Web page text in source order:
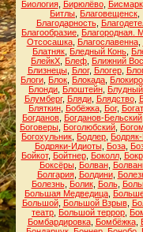
Биология, Бирюлёво, Бисмарк,
Битлы Благовещенск
Благодарность,
Благообразие Благородная.
Отсосашка, Благославенна,
Блатняк Бледный Конь
БлейкХ Блеф Ближний
Близнецы, Блог, Блогер,
Блоги Блок Блокада
Блонди Блоштейн
Блумберг, Бляди, Блядство,
Бляткин, Бобёжка, Бог,
Богданов Богданов-Бельский
Боговеры Боголюбский
Богохульник Бодлер
Бодряки-Идиоты, Боза,
Бойкот, Бойтнер, Боколл, Бокр,
Боксёры, Болван,
Болгария, Болдини,
Болезнь, Болик, Боль,
Большая Медведица
Большой, Большой Взрыв,
театр Большой террор
Бомбардировка, Бомбёжка,